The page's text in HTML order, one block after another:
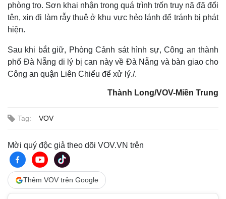
Quan sát
Cuộc sống đó đây
Hồ sơ
Video
Ảnh
phòng trọ. Sơn khai nhận trong quá trình trốn truy nã đã đổi
tên, xin đi làm rẫy thuê ở khu vực hẻo lánh để tránh bị phát
hiện.
Sau khi bắt giữ, Phòng Cảnh sát hình sự, Công an thành
phố Đà Nẵng di lý bị can này về Đà Nẵng và bàn giao cho
Công an quận Liên Chiểu để xử lý./.
Thành Long/VOV-Miền Trung
Tag: VOV
Mời quý độc giả theo dõi VOV.VN trên
Thêm VOV trên Google